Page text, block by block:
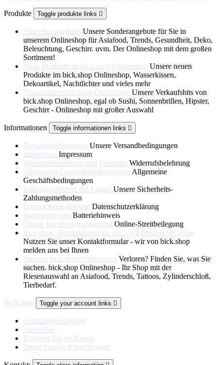
Produkte Toggle produkte links 
Aktuelle Angebote Unsere Sonderangebote für Sie in
unserem Onlineshop für Asiafood, Trends, Gesundheit, Deko,
Beleuchtung, Geschirr. uvm. Der Onlineshop mit dem großen
Sortiment!
Neue Produkte im bick.shop Onlineshop Unsere neuen
Produkte im bick.shop Onlineshop, Wasserkissen,
Dekoartikel, Nachtlichter und vieles mehr
Verkaufshits bick.shop Onlineshop Unsere Verkaufshits von
bick.shop Onlineshop, egal ob Sushi, Sonnenbrillen, Hipster,
Geschirr - Onlineshop mit großer Auswahl
Informationen Toggle informationen links 
Versandbedingungen Unsere Versandbedingungen
Impressum Impressum
Widerrufsbelehrung und Formular Widerrufsbelehrung
Allgemeine Geschäftsbedingungen Allgemeine
Geschäftsbedingungen
Zahlungsproblem mit Paypal Unsere Sicherheits-
Zahlungsmethoden
Datenschutzerklärung Datenschutzerklärung
Batteriehinweis Batteriehinweis
Online Streitbeilegungsportal Online-Streitbeilegung
bick.shop - Kontaktieren Sie uns - wir beraten Sie gerne
Nutzen Sie unser Kontaktformular - wir von bick.shop
melden uns bei Ihnen
Sitemap bick.shop Onlineshop Verloren? Finden Sie, was Sie
suchen. bick.shop Onlineshop - Ihr Shop mit der
Riesenauswahl an Asiafood, Trends, Tattoos, Zylinderschloß,
Tierbedarf.
Ihr Konto Toggle your account links 
Sendungsverfolgung
Anmelden
Erstellen Sie ein Konto
Deine Cookie-Einstellungen